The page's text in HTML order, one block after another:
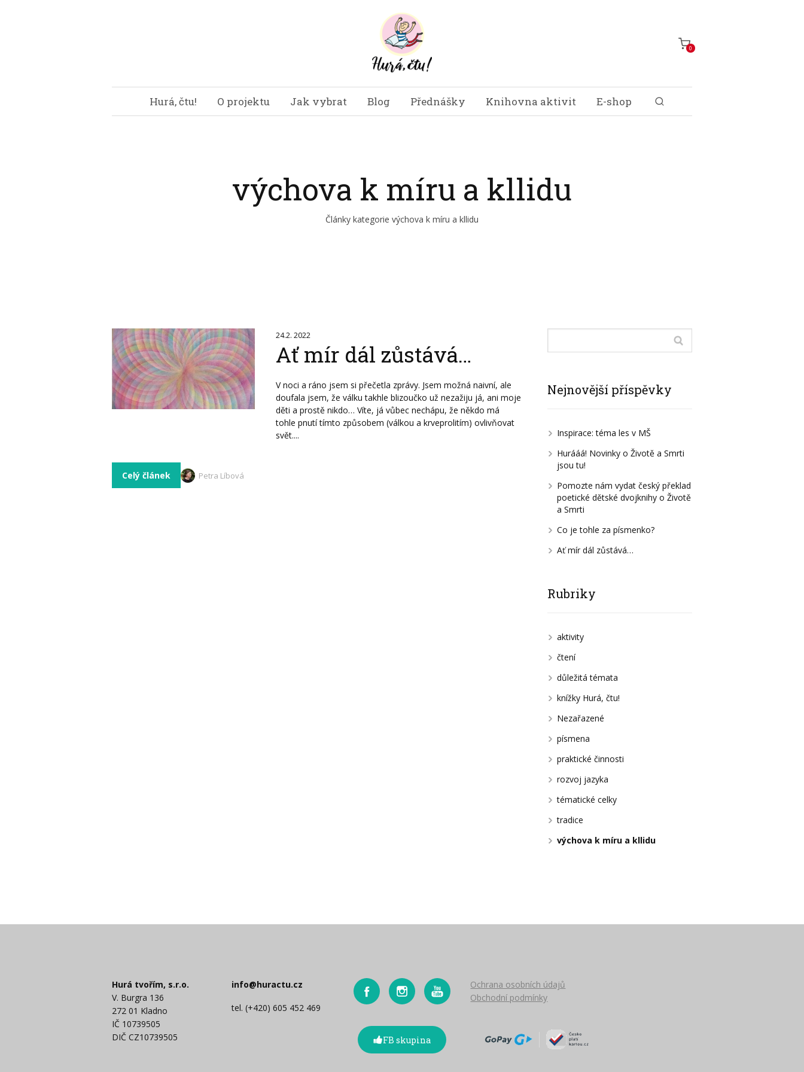
0
Hurá, čtu! O projektu Jak vybrat Blog Přednášky Knihovna aktivit E-shop
výchova k míru a kllidu
Články kategorie výchova k míru a kllidu
24.2. 2022
Ať mír dál zůstává…
V noci a ráno jsem si přečetla zprávy. Jsem možná naivní, ale
doufala jsem, že válku takhle blizoučko už nezažiju já, ani moje
děti a prostě nikdo… Víte, já vůbec nechápu, že někdo má
tohle pnutí tímto způsobem (válkou a krveprolitím) ovlivňovat
svět....
Celý článek Petra Líbová
Nejnovější příspěvky
Inspirace: téma les v MŠ
Hurááá! Novinky o Životě a Smrti
jsou tu!
Pomozte nám vydat český překlad
poetické dětské dvojknihy o Životě
a Smrti
Co je tohle za písmenko?
Ať mír dál zůstává…
Rubriky
aktivity
čtení
důležitá témata
knížky Hurá, čtu!
Nezařazené
písmena
praktické činnosti
rozvoj jazyka
tématické celky
tradice
výchova k míru a kllidu
Hurá tvořím, s.r.o.
V. Burgra 136
272 01 Kladno
IČ 10739505
DIČ CZ10739505
info@huractu.cz
tel. (+420) 605 452 469
FB skupina
Ochrana osobních údajů
Obchodní podmínky